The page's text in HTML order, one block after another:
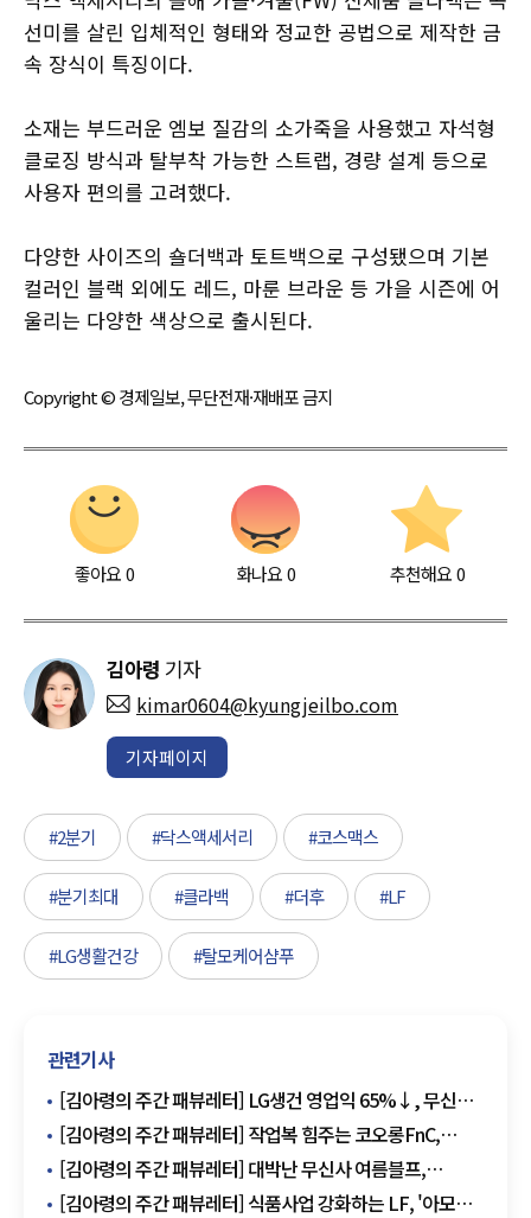
선미를 살린 입체적인 형태와 정교한 공법으로 제작한 금
속 장식이 특징이다.
소재는 부드러운 엠보 질감의 소가죽을 사용했고 자석형
클로징 방식과 탈부착 가능한 스트랩, 경량 설계 등으로
사용자 편의를 고려했다.
다양한 사이즈의 숄더백과 토트백으로 구성됐으며 기본
컬러인 블랙 외에도 레드, 마룬 브라운 등 가을 시즌에 어
울리는 다양한 색상으로 출시된다.
Copyright © 경제일보, 무단전재·재배포 금지
좋아요0 화나요0 추천해요 0
김아령 기자
kimar0604@kyungjeilbo.com
기자페이지
#2분기 #닥스액세서리 #코스맥스
#분기최대 #클라백 #더후 #LF
#LG생활건강 #탈모케어샴푸
관련기사
[김아령의 주간 패뷰레터] LG생건 영업익 65%↓, 무신사
K패션 수출 활성화
[김아령의 주간 패뷰레터] 작업복 힘주는 코오롱FnC,
건기식 키우는 LG생건
[김아령의 주간 패뷰레터] 대박난 무신사 여름블프,
코스맥스 이너뷰티 공략
[김아령의 주간 패뷰레터] 식품사업 강화하는 LF, '아모레